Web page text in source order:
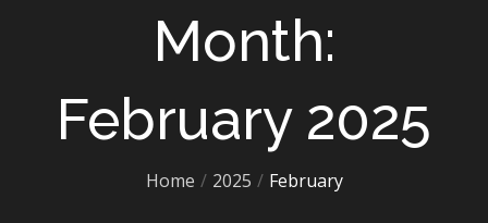
Month:
February 2025
Home 2025 February